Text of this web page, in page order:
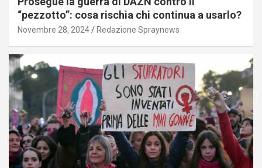
“pezzotto”: cosa rischia chi continua a usarlo?
Novembre 28, 2024 Redazione Spraynews